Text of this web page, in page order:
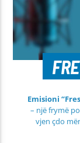
Emisioni
– një frymë
vjen çdo